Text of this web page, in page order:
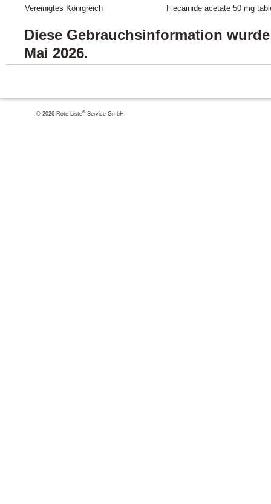
Vereinigtes Königreich
Flecainide acetate 50 mg
Diese Gebrauchsinformation
Mai 2026.
© 2026 Rote Liste® Service GmbH